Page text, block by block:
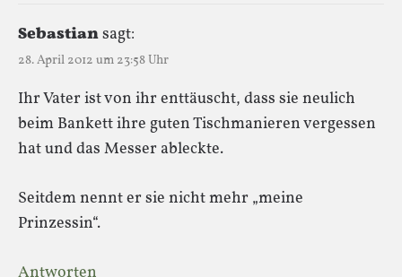
Sebastiansagt:
28. April 2012 um 23:58 Uhr
Ihr Vater ist von ihr enttäuscht, dass sie neulich
beim Bankett ihre guten Tischmanieren vergessen
hat und das Messer ableckte.
Seitdem nennt er sie nicht mehr „meine
Prinzessin“.